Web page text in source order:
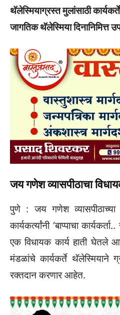
थॅलेस्मियाग्रस्त मुलांसाठी
जागतिक थॅलेस्मिया दिनानिमित्त
जय गणेश व्यासपीठाचा
पुणे : जय गणेश व्यासपीठाच्या
कार्यकर्त्यांनी ‘बाप्पाचा
एक विधायक कार्य हाती घेतले
मंडळांचे कार्यकर्ते थॅलेस्मियाने
रक्तदान करणार आहेत.